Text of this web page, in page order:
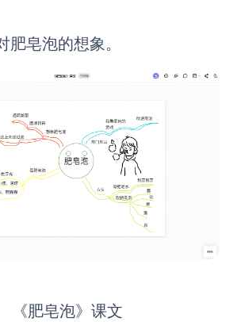
路线图
ER图
数据流图
情绪板
肥皂泡的想象。
《肥皂泡》课文